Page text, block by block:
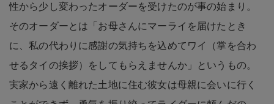
性から少し変わったオーダーを受けたのが事の始まり。
そのオーダーとは「お母さんにマーライを届けたとき
に、私の代わりに感謝の気持ちを込めてワイ（掌を合わ
せるタイの挨拶）をしてもらえませんか」というもの。
実家から遠く離れた土地に住む彼女は母親に会いに行く